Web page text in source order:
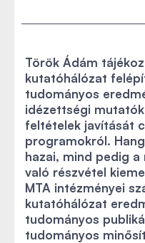
Török Ádám
kutatóhálózat
tudományos
idézettségi
feltételek javítását
programokról.
hazai, mind pedig
való részvétel
MTA intézményei
kutatóhálózat
tudományos
tudományos